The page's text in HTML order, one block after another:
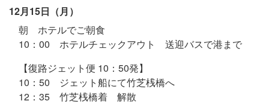
12月15日（月）
朝 ホテルでご朝食
10：00 ホテルチェックアウト 送迎バスで港まで
【復路ジェット便 10：50発】
10：50 ジェット船にて竹芝桟橋へ
12：35 竹芝桟橋着 解散